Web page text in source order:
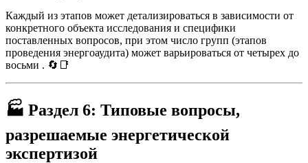
Каждый из этапов может детализироваться в зависимости от
конкретного объекта исследования и специфики
поставленных вопросов, при этом число групп (этапов
проведения энергоаудита) может варьироваться от четырех до
восьми . 🔄📑
🏭 Раздел 6: Типовые вопросы,
разрешаемые энергетической
экспертизой